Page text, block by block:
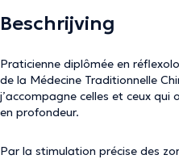
Beschrijving
Praticienne diplômée en
de la Médecine Traditionnelle
j’accompagne celles et ceux qui
en profondeur.
Par la stimulation précise des